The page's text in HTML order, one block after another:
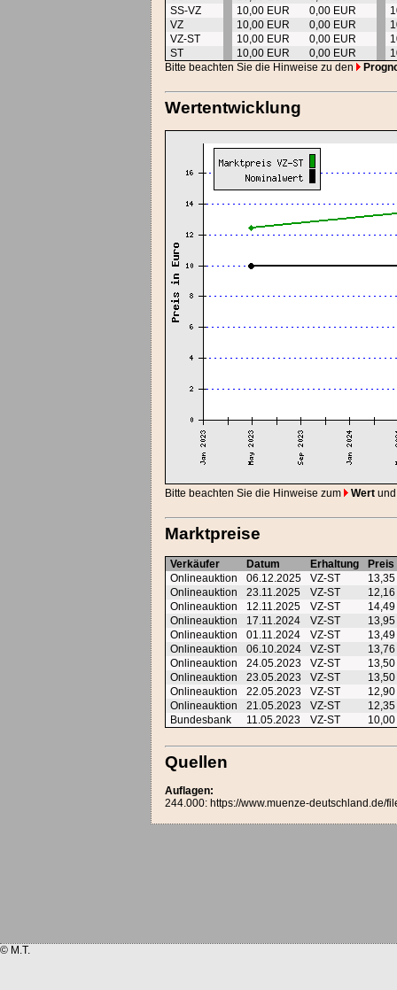
SS-VZ
10,00 EUR 0,00 EUR
VZ
10,00 EUR 0,00 EUR
VZ-ST
10,00 EUR 0,00 EUR
ST
10,00 EUR 0,00 EUR
Bitte beachten Sie die Hinweise zu den
Wertentwicklung
Bitte beachten Sie die Hinweise zum Wert
Marktpreise
Verkäufer Datum Erhaltung
Preis
Onlineauktion
06.12.2025 VZ-ST
Onlineauktion
23.11.2025 VZ-ST
Onlineauktion
12.11.2025 VZ-ST
Onlineauktion
17.11.2024 VZ-ST
Onlineauktion
01.11.2024 VZ-ST
Onlineauktion
06.10.2024 VZ-ST
Onlineauktion
24.05.2023 VZ-ST
Onlineauktion
23.05.2023 VZ-ST
Onlineauktion
22.05.2023 VZ-ST
Onlineauktion
21.05.2023 VZ-ST
Bundesbank
11.05.2023 VZ-ST
Quellen
Auflagen:
244.000: https://www.muenze-deutschland.de/
© M.T.